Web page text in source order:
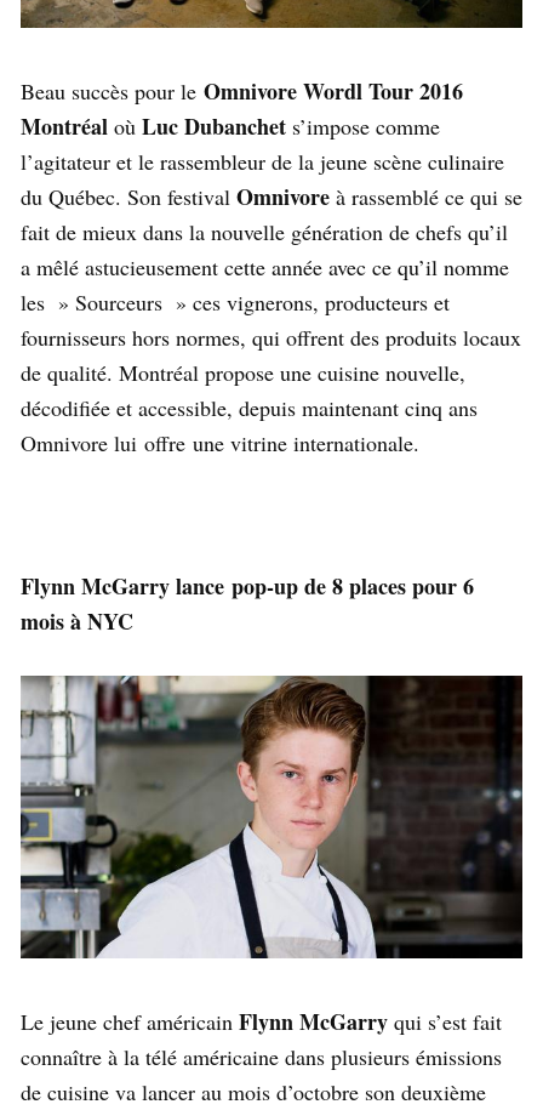
Beau succès pour le Omnivore Wordl Tour 2016
Montréal où Luc Dubanchet s’impose comme
l’agitateur et le rassembleur de la jeune scène culinaire
du Québec. Son festival Omnivore à rassemblé ce qui se
fait de mieux dans la nouvelle génération de chefs qu’il
a mêlé astucieusement cette année avec ce qu’il nomme
les » Sourceurs » ces vignerons, producteurs et
fournisseurs hors normes, qui offrent des produits locaux
de qualité. Montréal propose une cuisine nouvelle,
décodifiée et accessible, depuis maintenant cinq ans
Omnivore lui offre une vitrine internationale.
Flynn McGarry lance pop-up de 8 places pour 6
mois à NYC
Le jeune chef américain Flynn McGarry qui s’est fait
connaître à la télé américaine dans plusieurs émissions
de cuisine va lancer au mois d’octobre son deuxième